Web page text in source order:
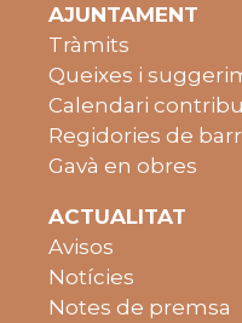
AJUNTAMENT
Tràmits
Queixes i
Calendari
Regidories de
Gavà en obres
ACTUALITAT
Avisos
Notícies
Notes de premsa